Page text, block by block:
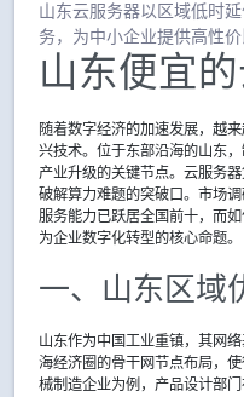
山东云服务器以区域低时
务，为中小企业提供高性价
山东便宜
随着数字经济的加速发展，越
兴技术。位于东部沿海的山东
产业升级的关键节点。云服务
破解算力难题的突破口。市场
服务能力已跃居全国前十，而
为企业数字化转型的核心命题。
一、山东区域
山东作为中国工业重镇，其网
海经济圈的骨干网节点布局，
械制造企业为例，产品设计部